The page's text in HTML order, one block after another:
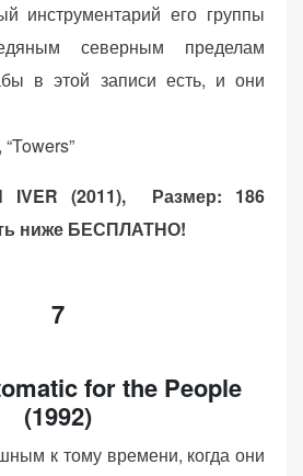
инструментарий его группы
северным пределам
в этой записи есть, и они
IVER (2011),
Размер: 186
ниже БЕСПЛАТНО!
7
for the People
(1992)
к тому времени, когда они